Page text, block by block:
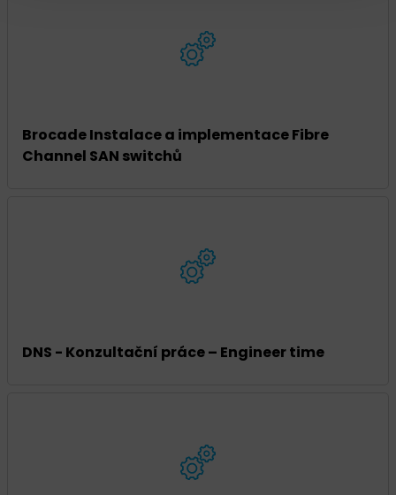
Brocade Instalace a implementace Fibre
Channel SAN switchů
DNS - Konzultační práce – Engineer time